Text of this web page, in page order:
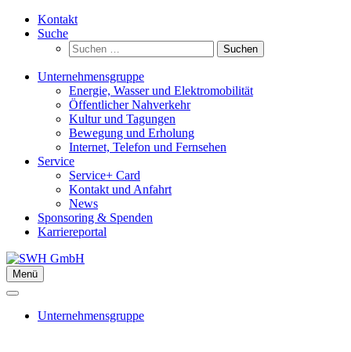
Zum
Inhalt
Kontakt
Suche
Suchen
nach:
Unternehmensgruppe
Energie, Wasser und Elektromobilität
Öffentlicher Nahverkehr
Kultur und Tagungen
Bewegung und Erholung
Internet, Telefon und Fernsehen
Service
Service+ Card
Kontakt und Anfahrt
News
Sponsoring & Spenden
Karriereportal
Menü
Unternehmensgruppe